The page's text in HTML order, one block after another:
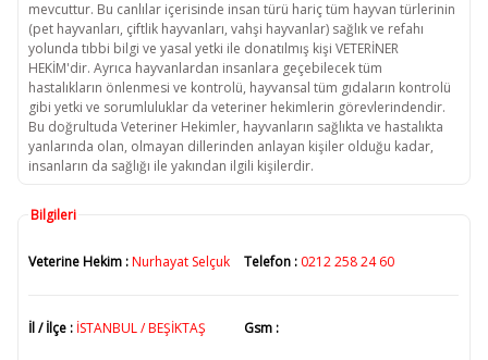
mevcuttur. Bu canlılar içerisinde insan türü hariç tüm hayvan türlerinin
(pet hayvanları, çiftlik hayvanları, vahşi hayvanlar) sağlık ve refahı
yolunda tıbbi bilgi ve yasal yetki ile donatılmış kişi VETERİNER
HEKİM'dir. Ayrıca hayvanlardan insanlara geçebilecek tüm
hastalıkların önlenmesi ve kontrolü, hayvansal tüm gıdaların kontrolü
gibi yetki ve sorumluluklar da veteriner hekimlerin görevlerindendir.
Bu doğrultuda Veteriner Hekimler, hayvanların sağlıkta ve hastalıkta
yanlarında olan, olmayan dillerinden anlayan kişiler olduğu kadar,
insanların da sağlığı ile yakından ilgili kişilerdir.
Bilgileri
Veterine Hekim :Nurhayat Selçuk Telefon : 0212 258 24 60
İl / İlçe : İSTANBUL / BEŞİKTAŞ Gsm :